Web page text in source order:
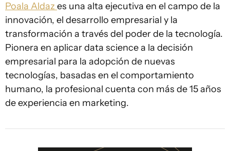
Poala Aldaz es una alta ejecutiva en el campo de la
innovación, el desarrollo empresarial y la
transformación a través del poder de la tecnología.
Pionera en aplicar data science a la decisión
empresarial para la adopción de nuevas
tecnologías, basadas en el comportamiento
humano, la profesional cuenta con más de 15 años
de experiencia en marketing.